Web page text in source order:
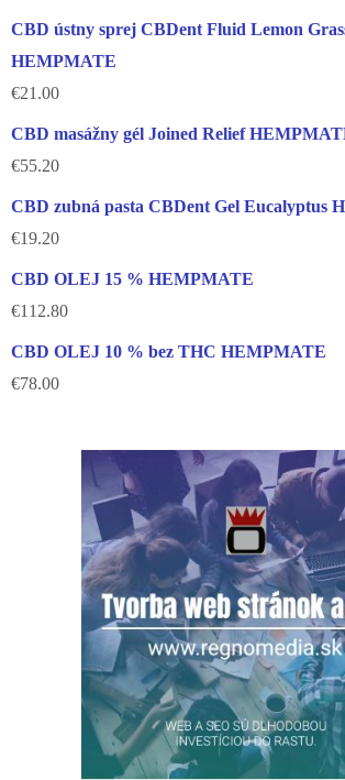
CBD ústny sprej CBDent Fluid Lemon
HEMPMATE
€21.00
CBD masážny gél Joined Relief
€55.20
CBD zubná pasta CBDent Gel Eucalyptus
€19.20
CBD OLEJ 15 % HEMPMATE
€112.80
CBD OLEJ 10 % bez THC HEMPMATE
€78.00